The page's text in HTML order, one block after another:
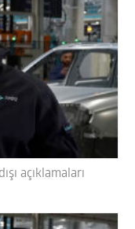
açıklamaları